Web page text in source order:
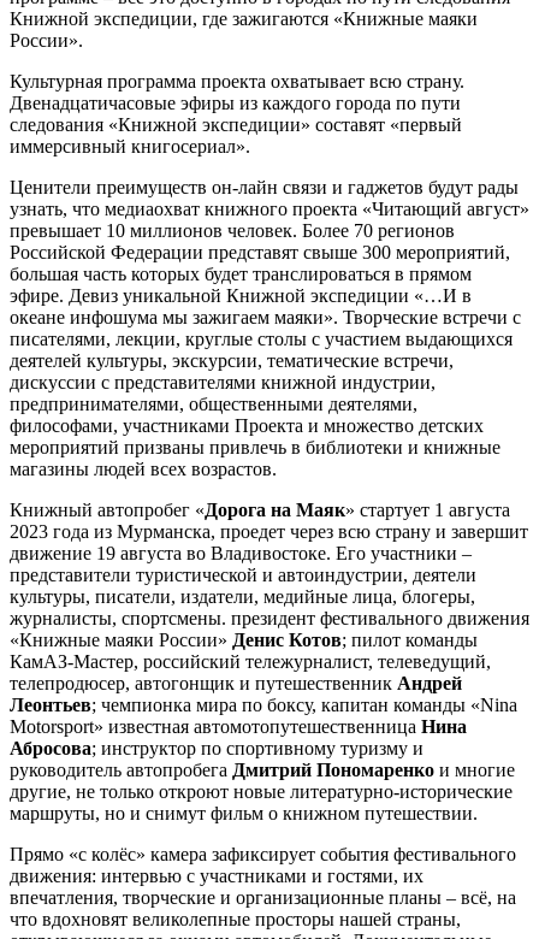
Книжной экспедиции, где зажигаются «Книжные маяки
России».
Культурная программа проекта охватывает всю страну.
Двенадцатичасовые эфиры из каждого города по пути
следования «Книжной экспедиции» составят «первый
иммерсивный книгосериал».
Ценители преимуществ он-лайн связи и гаджетов будут рады
узнать, что медиаохват книжного проекта «Читающий август»
превышает 10 миллионов человек. Более 70 регионов
Российской Федерации представят свыше 300 мероприятий,
большая часть которых будет транслироваться в прямом
эфире. Девиз уникальной Книжной экспедиции «…И в
океане инфошума мы зажигаем маяки». Творческие встречи с
писателями, лекции, круглые столы с участием выдающихся
деятелей культуры, экскурсии, тематические встречи,
дискуссии с представителями книжной индустрии,
предпринимателями, общественными деятелями,
философами, участниками Проекта и множество детских
мероприятий призваны привлечь в библиотеки и книжные
магазины людей всех возрастов.
Книжный автопробег «Дорога на Маяк» стартует 1 августа
2023 года из Мурманска, проедет через всю страну и завершит
движение 19 августа во Владивостоке. Его участники –
представители туристической и автоиндустрии, деятели
культуры, писатели, издатели, медийные лица, блогеры,
журналисты, спортсмены. президент фестивального движения
«Книжные маяки России» Денис Котов; пилот команды
КамАЗ-Мастер, российский тележурналист, телеведущий,
телепродюсер, автогонщик и путешественник Андрей
Леонтьев; чемпионка мира по боксу, капитан команды «Nina
Motorsport» известная автомотопутешественница Нина
Абросова; инструктор по спортивному туризму и
руководитель автопробега Дмитрий Пономаренко и многие
другие, не только откроют новые литературно-исторические
маршруты, но и снимут фильм о книжном путешествии.
Прямо «с колёс» камера зафиксирует события фестивального
движения: интервью с участниками и гостями, их
впечатления, творческие и организационные планы – всё, на
что вдохновят великолепные просторы нашей страны,